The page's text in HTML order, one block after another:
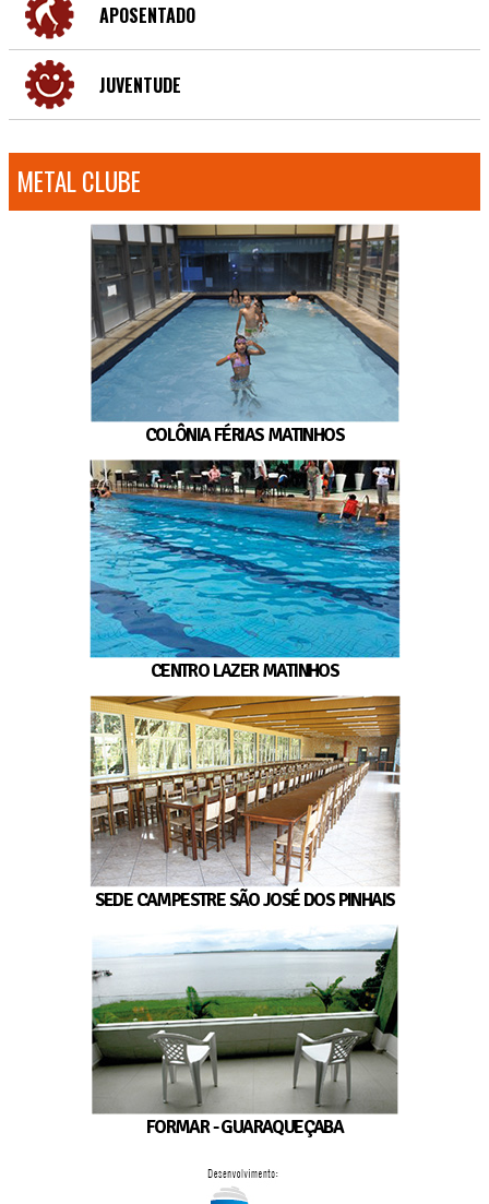
APOSENTADO
JUVENTUDE
METAL CLUBE
COLÔNIA FÉRIAS MATINHOS
CENTRO LAZER MATINHOS
SEDE CAMPESTRE SÃO JOSÉ DOS PINHAIS
FORMAR - GUARAQUEÇABA